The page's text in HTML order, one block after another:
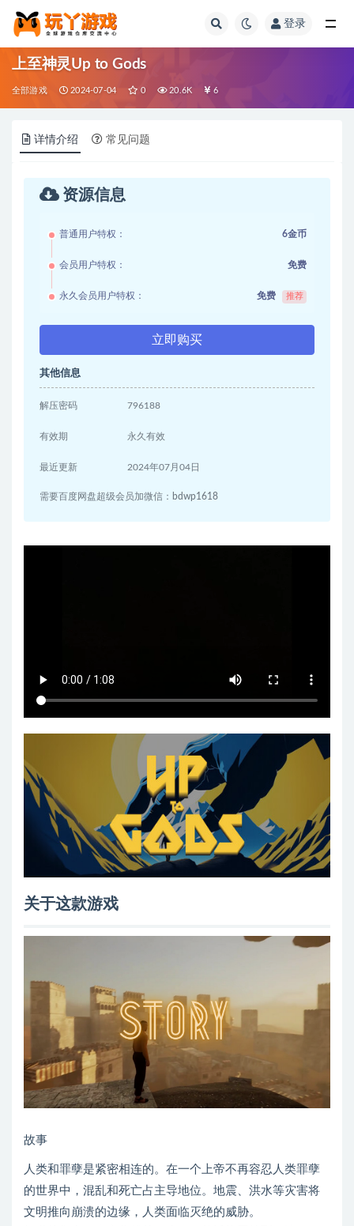
登录
上至神灵Up to Gods
全部游戏 2024-07-04 0 20.6K 6
详情介绍 常见问题
资源信息
普通用户特权： 6金币
会员用户特权： 免费
永久会员用户特权： 免费 推荐
立即购买
其他信息
解压密码 796188
有效期 永久有效
最近更新 2024年07月04日
需要百度网盘超级会员加微信：bdwp1618
关于这款游戏
故事
人类和罪孽是紧密相连的。在一个上帝不再容忍人类罪孽
的世界中，混乱和死亡占主导地位。地震、洪水等灾害将
文明推向崩溃的边缘，人类面临灭绝的威胁。